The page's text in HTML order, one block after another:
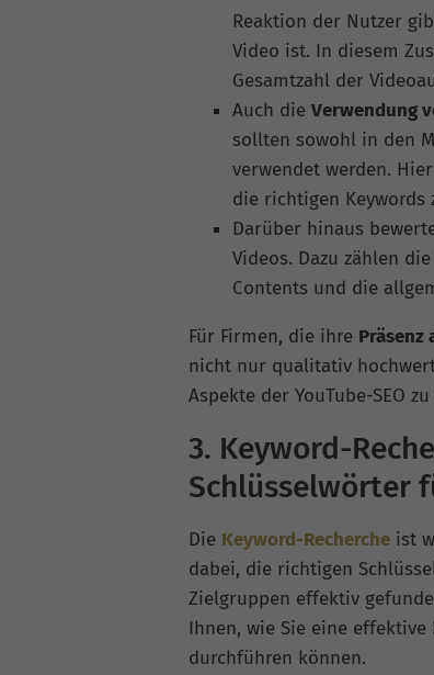
Reaktion der Nutzer
Video ist. In diesem
Gesamtzahl der
Auch die Verwendung
sollten sowohl in den
verwendet werden.
die richtigen Keywords
Darüber hinaus
Videos. Dazu zählen
Contents und die
Für Firmen, die ihre Präsenz
nicht nur qualitativ
Aspekte der YouTube-SEO
3. Keyword-
Schlüsselwörter
Die Keyword-Recherche ist
dabei, die richtigen
Zielgruppen effektiv
Ihnen, wie Sie eine effektive
durchführen können.